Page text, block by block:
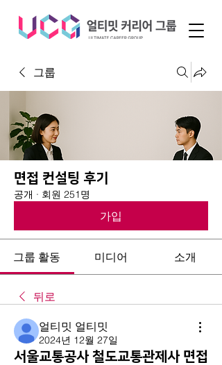
그룹
면접 컨설팅 후기
공개 · 회원 251명
가입
그룹 활동 미디어 소개
뒤로
얼티밋 얼티밋
2024년 12월 27일
서울교통공사 철도교통관제사 면접